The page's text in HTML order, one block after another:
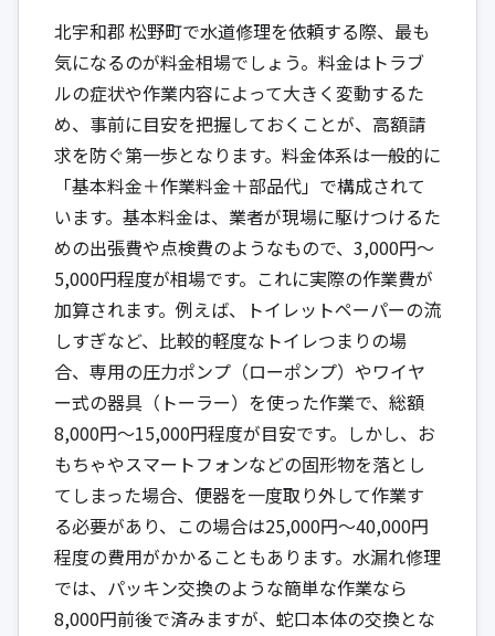
北宇和郡 松野町で水道修理を依頼する際、最も
気になるのが料金相場でしょう。料金はトラブ
ルの症状や作業内容によって大きく変動するた
め、事前に目安を把握しておくことが、高額請
求を防ぐ第一歩となります。料金体系は一般的に
「基本料金＋作業料金＋部品代」で構成されて
います。基本料金は、業者が現場に駆けつけるた
めの出張費や点検費のようなもので、3,000円～
5,000円程度が相場です。これに実際の作業費が
加算されます。例えば、トイレットペーパーの流
しすぎなど、比較的軽度なトイレつまりの場
合、専用の圧力ポンプ（ローポンプ）やワイヤ
ー式の器具（トーラー）を使った作業で、総額
8,000円～15,000円程度が目安です。しかし、お
もちゃやスマートフォンなどの固形物を落とし
てしまった場合、便器を一度取り外して作業す
る必要があり、この場合は25,000円～40,000円
程度の費用がかかることもあります。水漏れ修理
では、パッキン交換のような簡単な作業なら
8,000円前後で済みますが、蛇口本体の交換とな